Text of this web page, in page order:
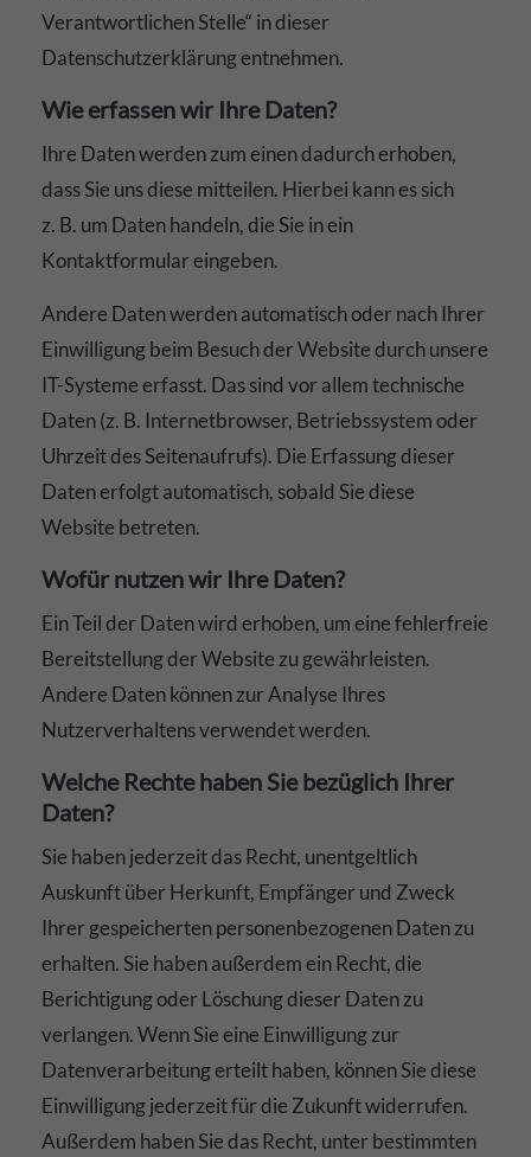
Verantwortlichen Stelle“ in dieser
Datenschutzerklärung entnehmen.
Wie erfassen wir Ihre Daten?
Ihre Daten werden zum einen dadurch erhoben,
dass Sie uns diese mitteilen. Hierbei kann es sich
z. B. um Daten handeln, die Sie in ein
Kontaktformular eingeben.
Andere Daten werden automatisch oder nach Ihrer
Einwilligung beim Besuch der Website durch unsere
IT-Systeme erfasst. Das sind vor allem technische
Daten (z. B. Internetbrowser, Betriebssystem oder
Uhrzeit des Seitenaufrufs). Die Erfassung dieser
Daten erfolgt automatisch, sobald Sie diese
Website betreten.
Wofür nutzen wir Ihre Daten?
Ein Teil der Daten wird erhoben, um eine fehlerfreie
Bereitstellung der Website zu gewährleisten.
Andere Daten können zur Analyse Ihres
Nutzerverhaltens verwendet werden.
Welche Rechte haben Sie bezüglich Ihrer
Daten?
Sie haben jederzeit das Recht, unentgeltlich
Auskunft über Herkunft, Empfänger und Zweck
Ihrer gespeicherten personenbezogenen Daten zu
erhalten. Sie haben außerdem ein Recht, die
Berichtigung oder Löschung dieser Daten zu
verlangen. Wenn Sie eine Einwilligung zur
Datenverarbeitung erteilt haben, können Sie diese
Einwilligung jederzeit für die Zukunft widerrufen.
Außerdem haben Sie das Recht, unter bestimmten